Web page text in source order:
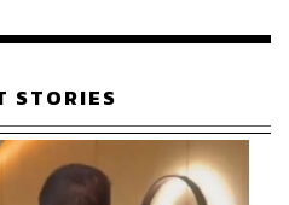
นทุกเจเนอเรชันเข้าด้วยกัน
าง ‘เรื่องมหัศจรรย์’ ของวง
หม่ในสไตล์โรแมนติกร่วม
STORIES